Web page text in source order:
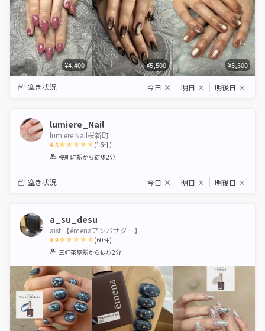
¥4,400 ¥5,500 ¥5,500
空き状況 今日 × 明日 × 明後日 ×
lumiere_Nail
lumiere Nail桜新町
4.5
1 2 3 4 5
(16件)
桜新町駅から徒歩2分
空き状況 今日 × 明日 × 明後日 ×
a_su_desu
aisti【émenaアンバサダー】
4.9
1 2 3 4 5
(60件)
三軒茶屋駅から徒歩2分